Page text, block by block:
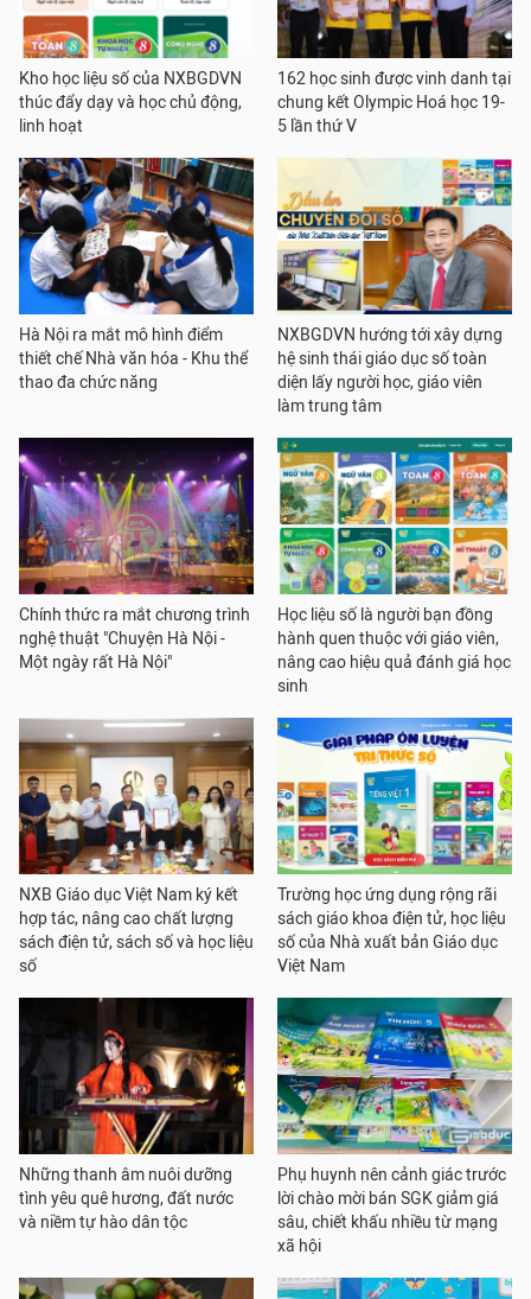
Kho học liệu số của NXBGDVN
thúc đẩy dạy và học chủ động,
linh hoạt
162 học sinh được vinh danh tại
chung kết Olympic Hoá học 19-
5 lần thứ V
Hà Nội ra mắt mô hình điểm
thiết chế Nhà văn hóa - Khu thể
thao đa chức năng
NXBGDVN hướng tới xây dựng
hệ sinh thái giáo dục số toàn
diện lấy người học, giáo viên
làm trung tâm
Chính thức ra mắt chương trình
nghệ thuật "Chuyện Hà Nội -
Một ngày rất Hà Nội"
Học liệu số là người bạn đồng
hành quen thuộc với giáo viên,
nâng cao hiệu quả đánh giá học
sinh
NXB Giáo dục Việt Nam ký kết
hợp tác, nâng cao chất lượng
sách điện tử, sách số và học liệu
số
Trường học ứng dụng rộng rãi
sách giáo khoa điện tử, học liệu
số của Nhà xuất bản Giáo dục
Việt Nam
Những thanh âm nuôi dưỡng
tình yêu quê hương, đất nước
và niềm tự hào dân tộc
Phụ huynh nên cảnh giác trước
lời chào mời bán SGK giảm giá
sâu, chiết khấu nhiều từ mạng
xã hội